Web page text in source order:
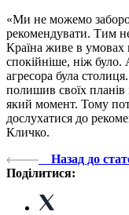
«Ми не можемо
рекомендувати. Тим
Країна живе в умовах
спокійніше, ніж
агресора була
полишив своїх планів
який момент. Тому
дослухатися до
Кличко.
Назад до
Поділитися: